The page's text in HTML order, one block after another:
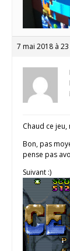
7 mai 2018 à
Chaud ce jeu,
Bon, pas
pense pas
Suivant :)